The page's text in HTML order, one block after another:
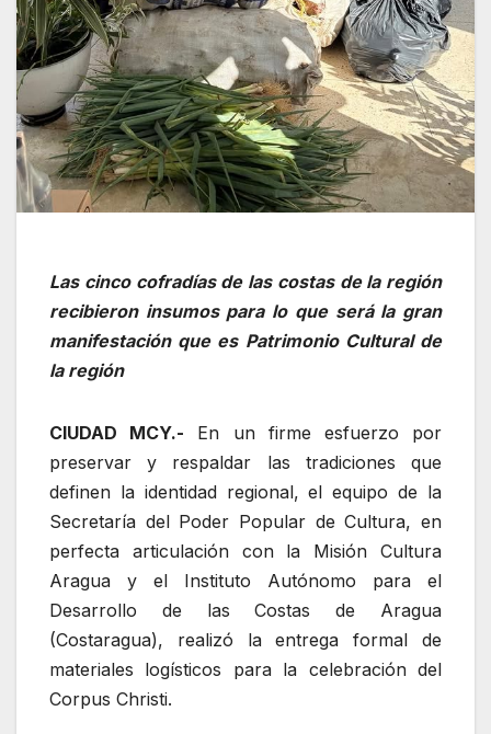
Las cinco cofradías de las costas de la región
recibieron insumos para lo que será la gran
manifestación que es Patrimonio Cultural de
la región
CIUDAD MCY.- En un firme esfuerzo por
preservar y respaldar las tradiciones que
definen la identidad regional, el equipo de la
Secretaría del Poder Popular de Cultura, en
perfecta articulación con la Misión Cultura
Aragua y el Instituto Autónomo para el
Desarrollo de las Costas de Aragua
(Costaragua), realizó la entrega formal de
materiales logísticos para la celebración del
Corpus Christi.